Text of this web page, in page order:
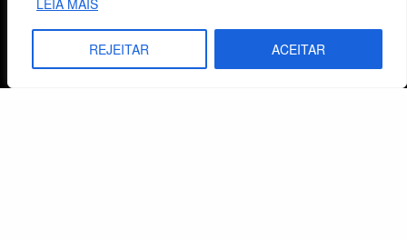
LEIA MAIS
REJEITAR ACEITAR
São Leopoldo, RS, Brasil